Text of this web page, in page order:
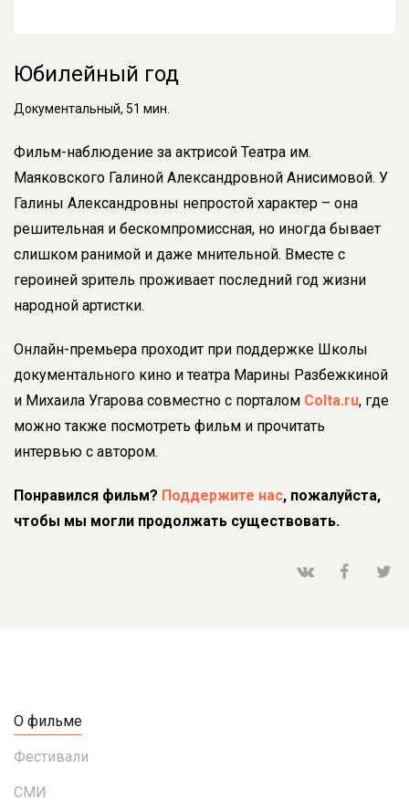
Юбилейный год
Документальный, 51 мин.
Фильм-наблюдение за актрисой Театра им.
Маяковского Галиной Александровной Анисимовой. У
Галины Александровны непростой характер – она
решительная и бескомпромиссная, но иногда бывает
слишком ранимой и даже мнительной. Вместе с
героиней зритель проживает последний год жизни
народной артистки.
Онлайн-премьера проходит при поддержке Школы
документального кино и театра Марины Разбежкиной
и Михаила Угарова совместно с порталом Colta.ru, где
можно также посмотреть фильм и прочитать
интервью с автором.
Понравился фильм? Поддержите нас, пожалуйста,
чтобы мы могли продолжать существовать.
О фильме
Фестивали
СМИ